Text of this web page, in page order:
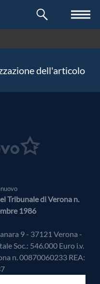
dell'articolo
Tribunale di Verona n.
1986
9 - 37121 Verona -
Soc.: 546.000 Euro i.v.
n. 00870060233 REA: